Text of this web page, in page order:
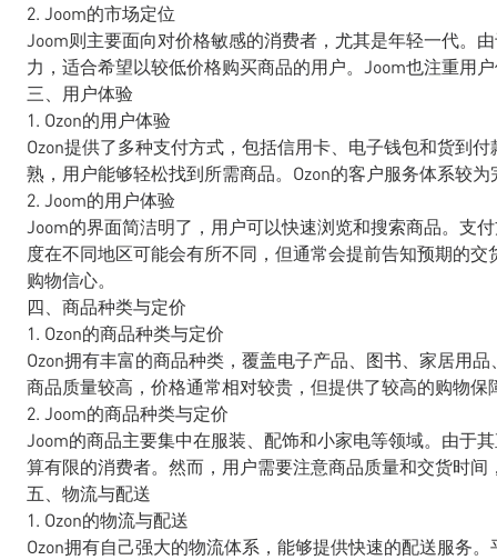
2. Joom的市场定位
Joom则主要面向对价格敏感的消费者，尤其是年轻一代。
力，适合希望以较低价格购买商品的用户。Joom也注重用
三、用户体验
1. Ozon的用户体验
Ozon提供了多种支付方式，包括信用卡、电子钱包和货到
熟，用户能够轻松找到所需商品。Ozon的客户服务体系较
2. Joom的用户体验
Joom的界面简洁明了，用户可以快速浏览和搜索商品。支
度在不同地区可能会有所不同，但通常会提前告知预期的
购物信心。
四、商品种类与定价
1. Ozon的商品种类与定价
Ozon拥有丰富的商品种类，覆盖电子产品、图书、家居用
商品质量较高，价格通常相对较贵，但提供了较高的购物保
2. Joom的商品种类与定价
Joom的商品主要集中在服装、配饰和小家电等领域。由于
算有限的消费者。然而，用户需要注意商品质量和交货时间
五、物流与配送
1. Ozon的物流与配送
Ozon拥有自己强大的物流体系，能够提供快速的配送服务